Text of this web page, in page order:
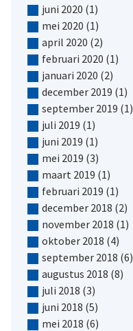
juni 2020 (1)
mei 2020 (1)
april 2020 (2)
februari 2020 (1)
januari 2020 (2)
december 2019 (1)
september 2019 (1)
juli 2019 (1)
juni 2019 (1)
mei 2019 (3)
maart 2019 (1)
februari 2019 (1)
december 2018 (2)
november 2018 (1)
oktober 2018 (4)
september 2018 (6)
augustus 2018 (8)
juli 2018 (3)
juni 2018 (5)
mei 2018 (6)